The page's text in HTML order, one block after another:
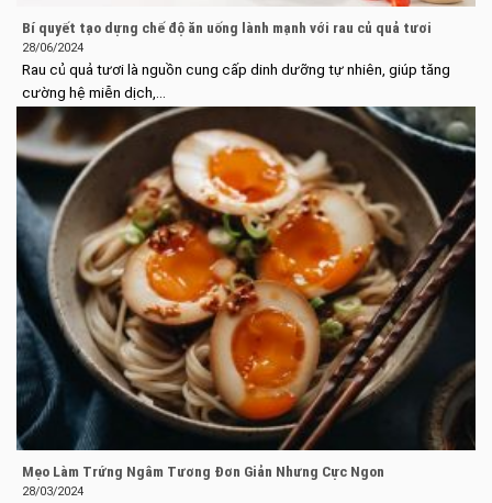
Bí quyết tạo dựng chế độ ăn uống lành mạnh với rau củ quả tươi
28/06/2024
Rau củ quả tươi là nguồn cung cấp dinh dưỡng tự nhiên, giúp tăng
cường hệ miễn dịch,...
Mẹo Làm Trứng Ngâm Tương Đơn Giản Nhưng Cực Ngon
28/03/2024